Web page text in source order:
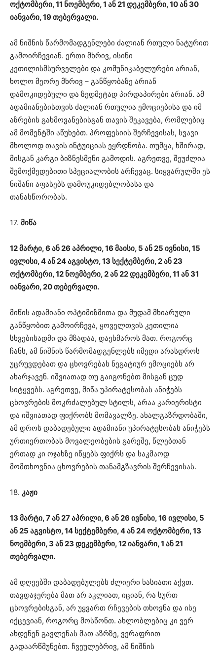
ოქტომბერი, 11 ნოემბერი, 1 ან 21 დეკემბერი, 10 ან 30
იანვარი, 19 თებერვალი.
ამ ნიშნის წარმომადგენლები ძალიან რთული ნატურით
გამოირჩევიან. ერთი მხრივ, ისინი
კეთილისმსურველები და კომუნიკაბელურები არიან,
ხოლო მეორე მხრივ – განწყობაზე არიან
დამოკიდებული და ზედმეტად პირდაპირები არიან. ამ
ადამიანებისთვის ძალიან რთულია ემოციებისა და იმ
აზრების გახმოვანებისგან თავის შეკავება, რომლებიც
ამ მომენტში აწუხებთ. პროფესიის შერჩევისას, სვავი
მხოლოდ თავის ინტუიციას ეყრდნობა. თუმცა, ხშირად,
მისგან კარგი ბიზნესმენი გამოდის. აგრეთვე, შეუძლია
შემოქმედებითი სპეციალობის არჩევაც. სიყვარულში ეს
ნიშანი აფასებს დამოუკიდებლობასა და
თანასწორობას.
17. მიწა
12 მარტი, 6 ან 26 აპრილი, 16 მაისი, 5 ან 25 ივნისი, 15
ივლისი, 4 ან 24 აგვისტო, 13 სექტემბერი, 2 ან 23
ოქტომბერი, 12 ნოემბერი, 2 ან 22 დეკემბერი, 11 ან 31
იანვარი, 20 თებერვალი.
მიწის ადამიანი ოპტიმიზმითა და მუდამ მხიარული
განწყობით გამოირჩევა, ყოველთვის კეთილია
სხვებისადმი და მზადაა, დაეხმაროს მათ. როგორც
ჩანს, ამ ნიშნის წარმომადგენლებს იმედი არასდროს
უცრუვდებათ და ცხოვრებას ნეგატიურ ემოციებს არ
ახარჯავენ. იშვიათად თუ გაიგონებთ მისგან ცუდ
სიტყვებს. აგრეთვე, მიწა უპირატესობას ანიჭებს
ცხოვრების მოკრძალებულ სტილს, არაა კარიერისტი
და იშვიათად ფიქრობს მომავალზე. ახალგაზრდობაში,
ამ დროს დაბადებული ადამიანი უპირატესობას ანიჭებს
ურთიერთობას მოვალეობების გარეშე, წლებთან
ერთად კი ოჯახზე იწყებს ფიქრს და საკმაოდ
მომთხოვნია ცხოვრების თანამგზავრის შერჩევისას.
18. კაჟი
13 მარტი, 7 ან 27 აპრილი, 6 ან 26 ივნისი, 16 ივლისი, 5
ან 25 აგვისტო, 14 სექტემბერი, 4 ან 24 ოქტომბერი, 13
ნოემბერი, 3 ან 23 დეკემბერი, 12 იანვარი, 1 ან 21
თებერვალი.
ამ დღეებში დაბადებულებს ძლიერი ხასიათი აქვთ.
თავდაჯერება მათ არ აკლიათ, იციან, რა სურთ
ცხოვრებისგან, არ უყვართ რჩევების თხოვნა და ისე
იქცევიან, როგორც მოსწონთ. ახლობლებიც კი ვერ
ახდენენ გავლენას მათ აზრზე, ვერაფრით
გადაარწმუნებთ. ჩვეულებრივ, ამ ნიშნის